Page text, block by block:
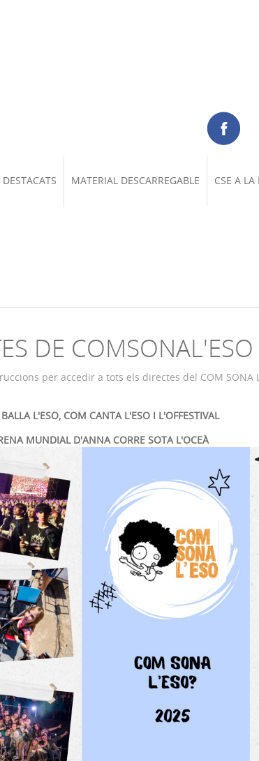
MATERIAL DESCARREGABLE CSE A LA
DE COMSONAL'ESO
per accedir a tots els directes del COM SONA
L'ESO, COM CANTA L'ESO I L'OFFESTIVAL
MUNDIAL D'ANNA CORRE SOTA L'OCEÀ